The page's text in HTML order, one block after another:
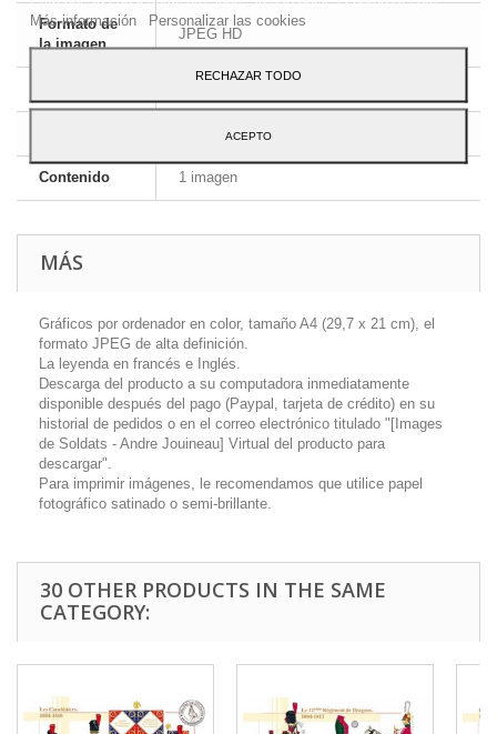
Formato de
la imagen
JPEG HD
Inglés y francés
Contenido 1 imagen
MÁS
Gráficos por ordenador en color, tamaño A4 (29,7 x 21 cm), el
formato JPEG de alta definición.
La leyenda en francés e Inglés.
Descarga del producto a su computadora inmediatamente
disponible después del pago (Paypal, tarjeta de crédito) en su
historial de pedidos o en el correo electrónico titulado "[Images
de Soldats - Andre Jouineau] Virtual del producto para
descargar".
Para imprimir imágenes, le recomendamos que utilice papel
fotográfico satinado o semi-brillante.
30 OTHER PRODUCTS IN THE SAME
CATEGORY:
Más información
Personalizar las cookies
RECHAZAR TODO
ACEPTO